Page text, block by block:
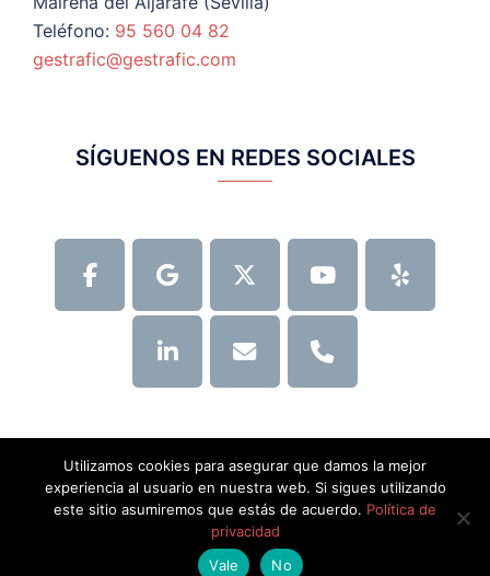
Teléfono: 95 560 04 82
gestrafic@gestrafic.com
SÍGUENOS EN REDES SOCIALES
Utilizamos cookies para asegurar que damos la mejor
experiencia al usuario en nuestra web. Si sigues utilizando
este sitio asumiremos que estás de acuerdo. Política de
privacidad
Vale
No